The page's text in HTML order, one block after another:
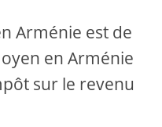
Arménie est de
en Arménie
sur le revenu